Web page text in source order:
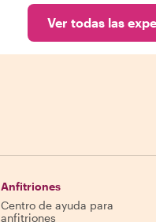
Ver todas las
Anfitriones
Centro de ayuda para
anfitriones